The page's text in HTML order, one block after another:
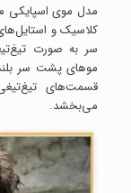
مدل موی اسپایکی
کلاسیک و
سر به صورت
موهای پشت سر
قسمت‌های
می‌بخشد.